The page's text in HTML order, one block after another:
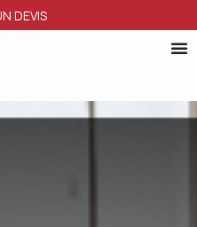
DEVIS